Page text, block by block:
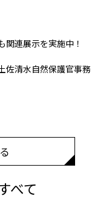
連展示を実施中！
佐清水自然保護官事務
べて